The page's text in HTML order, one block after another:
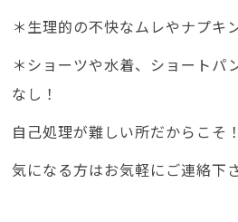
＊生理的の不快なムレやナプキ
＊ショーツや水着、ショートパ
なし！
自己処理が難しい所だからこそ
気になる方はお気軽にご連絡下